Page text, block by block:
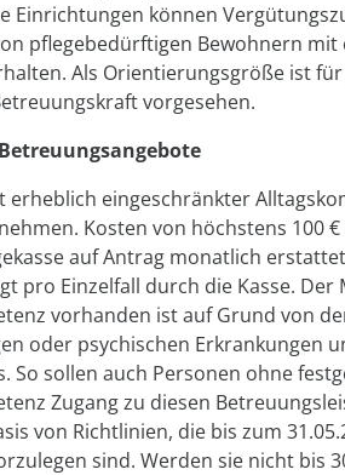
Einrichtungen können
pflegebedürftigen Bewohnern
Als Orientierungsgröße ist
vorgesehen.
erheblich eingeschränkter
Kosten von höchstens 100
auf Antrag monatlich
pro Einzelfall durch die Kasse.
vorhanden ist auf Grund von
oder psychischen Erkrankungen
So sollen auch Personen ohne
Zugang zu diesen
von Richtlinien, die bis zum
sind. Werden sie nicht bis